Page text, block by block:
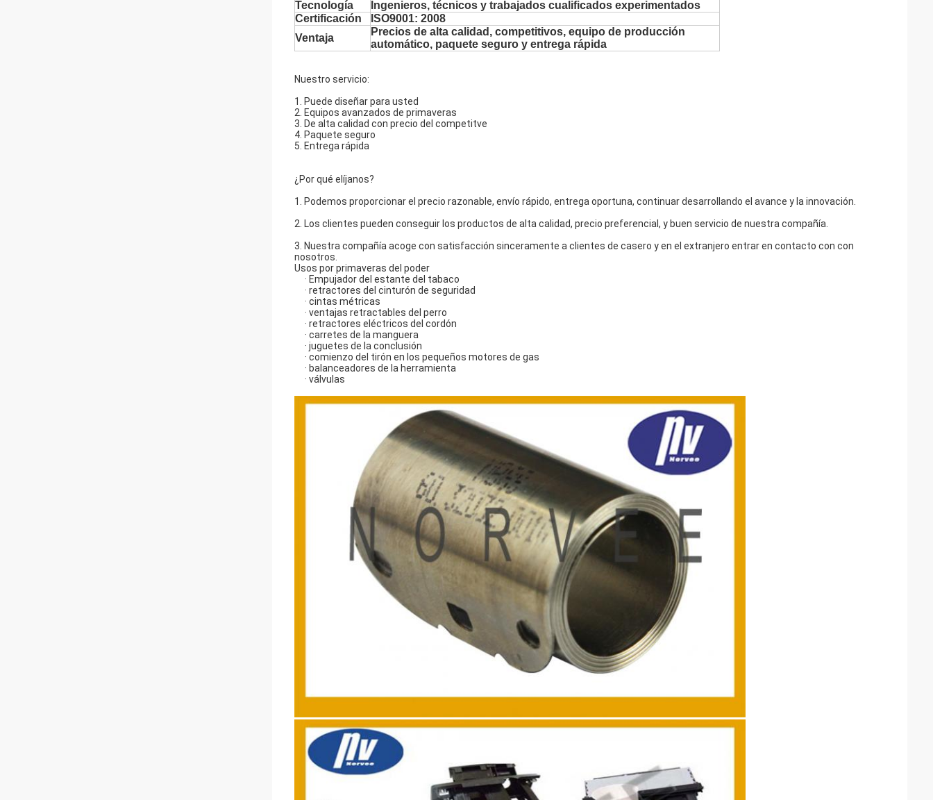
Tecnología
Ingenieros, técnicos y trabajados cualificados experimentados
Certificación
ISO9001: 2008
Ventaja
Precios de alta calidad, competitivos, equipo de producción
automático, paquete seguro y entrega rápida
Nuestro servicio:
1. Puede diseñar para usted
2. Equipos avanzados de primaveras
3. De alta calidad con precio del competitve
4. Paquete seguro
5. Entrega rápida
¿Por qué elíjanos?
1. Podemos proporcionar el precio razonable, envío rápido, entrega oportuna, continuar desarrollando el avance y la innovación.
2. Los clientes pueden conseguir los productos de alta calidad, precio preferencial, y buen servicio de nuestra compañía.
3. Nuestra compañía acoge con satisfacción sinceramente a clientes de casero y en el extranjero entrar en contacto con con
nosotros.
Usos por primaveras del poder
· Empujador del estante del tabaco
· retractores del cinturón de seguridad
· cintas métricas
· ventajas retractables del perro
· retractores eléctricos del cordón
· carretes de la manguera
· juguetes de la conclusión
· comienzo del tirón en los pequeños motores de gas
· balanceadores de la herramienta
· válvulas